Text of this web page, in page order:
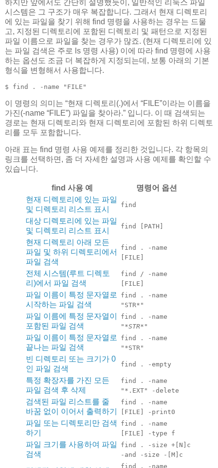
하지만 앞에서도 간단히 설명했듯이, 일반적인 리눅스 파일
시스템은 그 구조가 매우 복잡합니다. 그래서 현재 디렉토리
에 있는 파일을 찾기 위해 find 명령을 사용하는 경우는 드물
고, 지정된 디렉토리에 포함된 디렉토리 및 패턴으로 지정된
파일 이름으로 파일을 찾는 경우가 많죠. (현재 디렉토리에 있
는 파일 검색은 주로 ls 명령 사용) 이에 따라 find 명령에 사용
하는 옵션도 조금 더 복잡하게 지정되는데, 보통 아래의 기본
형식을 변형해서 사용합니다.
$ find . -name "FILE"
이 명령의 의미는 “현재 디렉토리(.)에서 “FILE”이라는 이름을
가진(-name “FILE”) 파일을 찾아라.” 입니다. 이 때 검색되는
경로는 현재 디렉토리와 현재 디렉토리에 포함된 하위 디렉토
리를 모두 포함합니다.
아래 표는 find 명령 사용 예제를 정리한 것입니다. 각 항목의
링크를 선택하면, 좀 더 자세한 설명과 사용 예제를 확인할 수
있습니다.
find 사용 예
명령어 옵션
현재 디렉토리에 있는 파일
및 디렉토리 리스트 표시
find
대상 디렉토리에 있는 파일
및 디렉토리 리스트 표시
find [PATH]
현재 디렉토리 아래 모든
파일 및 하위 디렉토리에서
파일 검색
find . -name
[FILE]
전체 시스템(루트 디렉토
리)에서 파일 검색
find / -name
[FILE]
파일 이름이 특정 문자열로
시작하는 파일 검색
find . -name
"STR*"
파일 이름에 특정 문자열이
포함된 파일 검색
find . -name
"*STR* "
파일 이름이 특정 문자열로
끝나는 파일 검색
find . -name
"*STR"
빈 디렉토리 또는 크기가 0
인 파일 검색
find . -empty
특정 확장자를 가진 모든
파일 검색 후 삭제
find . -name
"*.EXT" -delete
검색된 파일 리스트를 줄
바꿈 없이 이어서 출력하기
find . -name
[FILE] -print0
파일 또는 디렉토리만 검색
하기
find . -name
[FILE] -type f
파일 크기를 사용하여 파일
검색
find . -size +[N]c
-and -size -[M]c
find . -name